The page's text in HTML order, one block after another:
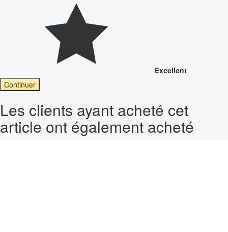
Excellent
Continuer
Les clients ayant acheté cet
article ont également acheté